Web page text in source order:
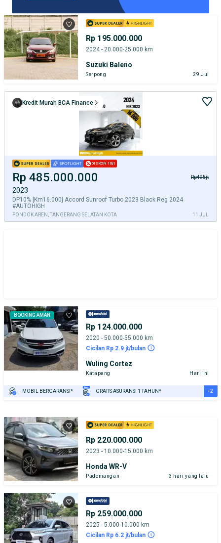
Rp 195.000.000
2024 - 20.000-25.000 km
Suzuki Baleno
Serpong 29 Jul
DISKON 10jt
Rp 485.000.000 Rp495jt
2023
DP10% [Km16.000] Accord Sunroof Turbo 2023 Black Reg 2024
#AUTOHIGH
PONDOK AREN, TANGERANG SELATAN KOTA 11 JUL
Kredit Murah BCA Finance
BOOKING AMAN
Rp 124.000.000
2020 - 50.000-55.000 km
Cicilan Rp 2.9 jt/bulan
Wuling Cortez
Katapang Hari ini
MOBIL BERGARANSI* GRATIS ASURANSI 1 TAHUN* +2
Rp 220.000.000
2023 - 10.000-15.000 km
Honda WR-V
Pademangan 3 hari yang lalu
Rp 259.000.000
2025 - 5.000-10.000 km
Cicilan Rp 6.2 jt/bulan